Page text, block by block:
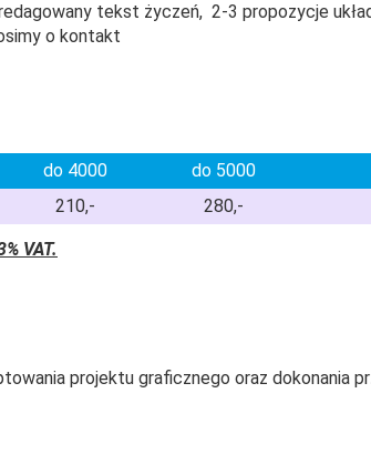
tekst życzeń, 2-3 propozycje
o kontakt
do 4000 do 5000
210,- 280,-
VAT.
projektu graficznego oraz dokonania